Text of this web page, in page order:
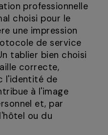
professionnelle
choisi pour le
une impression
de service
tablier bien choisi
correcte,
l'identité de
à l'image
et, par
ou du